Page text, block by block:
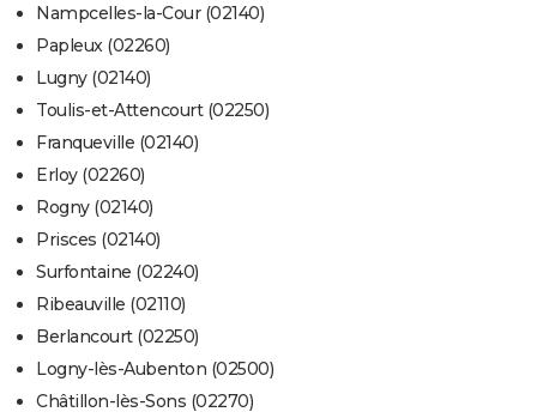
Nampcelles-la-Cour (02140)
Papleux (02260)
Lugny (02140)
Toulis-et-Attencourt (02250)
Franqueville (02140)
Erloy (02260)
Rogny (02140)
Prisces (02140)
Surfontaine (02240)
Ribeauville (02110)
Berlancourt (02250)
Logny-lès-Aubenton (02500)
Châtillon-lès-Sons (02270)